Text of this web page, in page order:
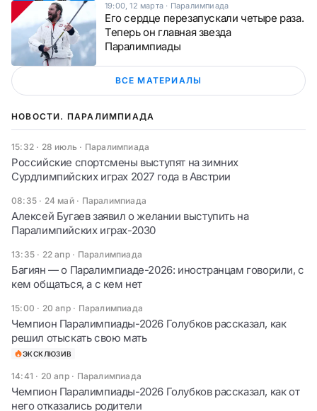
19:00, 12 марта · Паралимпиада
Его сердце перезапускали четыре раза.
Теперь он главная звезда
Паралимпиады
ВСЕ МАТЕРИАЛЫ
НОВОСТИ. ПАРАЛИМПИАДА
15:32 · 28 июль · Паралимпиада
Российские спортсмены выступят на зимних
Сурдлимпийских играх 2027 года в Австрии
08:35 · 24 май· Паралимпиада
Алексей Бугаев заявил о желании выступить на
Паралимпийских играх-2030
13:35 · 22 апр· Паралимпиада
Багиян — о Паралимпиаде-2026: иностранцам говорили, с
кем общаться, а с кем нет
15:00 · 20 апр· Паралимпиада
Чемпион Паралимпиады-2026 Голубков рассказал, как
решил отыскать свою мать
ЭКСКЛЮЗИВ
14:41 · 20 апр· Паралимпиада
Чемпион Паралимпиады-2026 Голубков рассказал, как от
него отказались родители